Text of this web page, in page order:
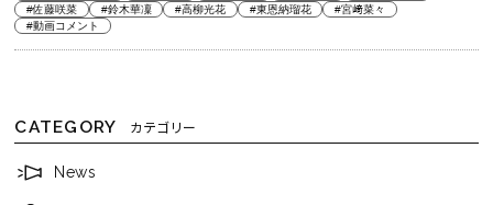
#佐藤咲菜
#鈴木華凜 #高柳光花 #東恩納瑠花
#宮﨑菜々
#動画コメント
CATEGORY カテゴリー
News